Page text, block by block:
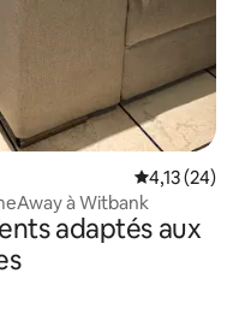
Évaluation
4,13 (24)
à Witbank
adaptés aux